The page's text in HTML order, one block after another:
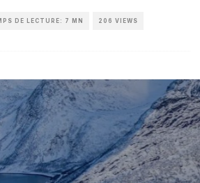
DE LECTURE: 7 MN 206 VIEWS